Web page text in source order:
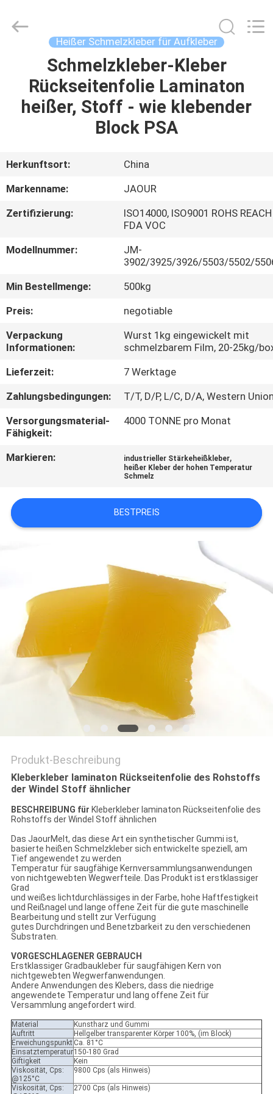
PRODUKTE
UNS
QUALITÄTSKONTROLLE
KONTAKT
MIT
RECHTSSACHEN
ANGEBOT
ANFORDERN
SITEMAP
DATENSCHUTZRICHTLINIE
Adhesive
Products
Heißer Schmelzkleber für Aufkleber
Schmelzkleber-Kleber
Rückseitenfolie Laminaton
heißer, Stoff - wie klebender
Block PSA
Herkunftsort:
China
Markenname:
JAOUR
Zertifizierung:
ISO14000, ISO9001 ROHS REACH
FDA VOC
Modellnummer:
JM-
3902/3925/3926/5503/5502/
Min Bestellmenge:
500kg
Preis:
negotiable
Verpackung
Informationen:
Wurst 1kg eingewickelt mit
schmelzbarem Film, 20-25kg/
Lieferzeit:
7 Werktage
Zahlungsbedingungen:
T/T, D/P, L/C, D/A, Western
Versorgungsmaterial-
Fähigkeit:
4000 TONNE pro Monat
Markieren: industrieller Stärkeheißkleber,
heißer Kleber der hohen Temperatur
Schmelz
BESTPREIS
Produkt-Beschreibung
Kleberkleber laminaton Rückseitenfolie des Rohstoffs
der Windel Stoff ähnlicher
BESCHREIBUNG für Kleberkleber laminaton Rückseitenfolie des
Rohstoffs der Windel Stoff ähnlichen
Das JaourMelt, das diese Art ein synthetischer Gummi ist,
basierte heißen Schmelzkleber sich entwickelte speziell, am
Tief angewendet zu werden
Temperatur für saugfähige Kernversammlungsanwendungen
von nichtgewebten Wegwerfteile. Das Produkt ist erstklassiger
Grad
und weißes lichtdurchlässiges in der Farbe, hohe Haftfestigkeit
und Reißnagel und lange offene Zeit für die gute maschinelle
Bearbeitung und stellt zur Verfügung
gutes Durchdringen und Benetzbarkeit zu den verschiedenen
Substraten.
VORGESCHLAGENER GEBRAUCH
Erstklassiger Gradbaukleber für saugfähigen Kern von
nichtgewebten Wegwerfanwendungen.
Andere Anwendungen des Klebers, dass die niedrige
angewendete Temperatur und lang offene Zeit für
Versammlung angefordert wird.
Material
Kunstharz und Gummi
Auftritt
Hellgelber transparenter Körper 100%, (im Block)
Erweichungspunkt Ca. 81°C
Einsatztemperatur150-180 Grad
Giftigkeit
Kein
Viskosität, Cps:
@125°C
9800 Cps (als Hinweis)
Viskosität, Cps:
2700 Cps (als Hinweis)